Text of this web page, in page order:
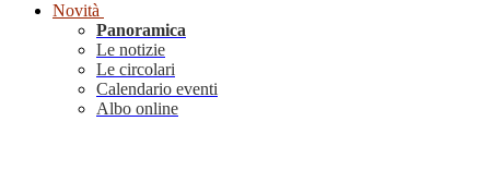
Novità
Panoramica
Le notizie
Le circolari
Calendario eventi
Albo online